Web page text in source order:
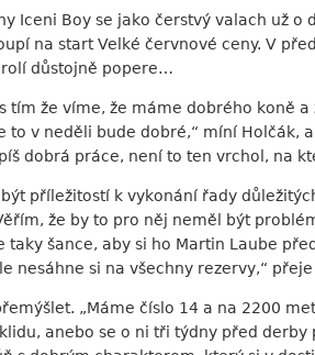
Iceni Boy se jako čerstvý valach už o
na start Velké červnové ceny. V
důstojně popere…
tím že víme, že máme dobrého koně
v neděli bude dobré,“ míní Holčák,
dobrá práce, není to ten vrchol, na
příležitostí k vykonání řady
že by to pro něj neměl být
šance, aby si ho Martin Laube
si na všechny rezervy,“ přeje
„Máme číslo 14 a na 2200
anebo se o ni tři týdny před